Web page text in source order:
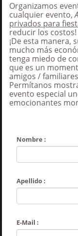
Organizamos
cualquier evento,
privados para
reducir los costos!
¡De esta manera,
mucho más
tenga miedo de
que es un
amigos /
Permítanos
evento especial
emocionantes
Nombre :
Apellido :
E-Mail :